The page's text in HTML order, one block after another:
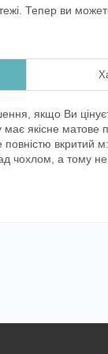
Тепер ви
якщо Ви
якісне матове
вкритий
чохлом, а тому